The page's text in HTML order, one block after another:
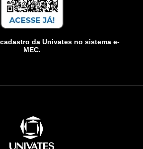
da Univates no sistema e-
MEC.